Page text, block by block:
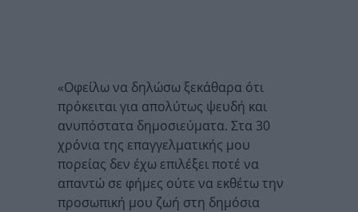
«Οφείλω να δηλώσω ξεκάθαρα ότι
πρόκειται για απολύτως ψευδή και
ανυπόστατα δημοσιεύματα. Στα 30
χρόνια της επαγγελματικής μου
πορείας δεν έχω επιλέξει ποτέ να
απαντώ σε φήμες ούτε να εκθέτω την
προσωπική μου ζωή στη δημόσια